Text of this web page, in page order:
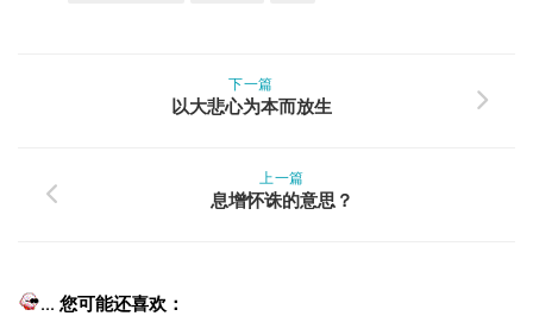
下一篇
以大悲心为本而放生
上一篇
息增怀诛的意思？
... 您可能还喜欢：